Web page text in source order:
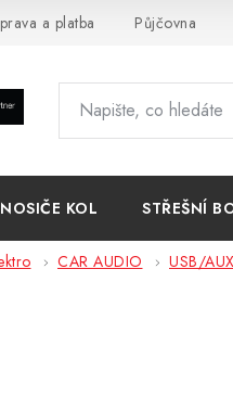
a platba Půjčovna
NOSIČE KOL STŘEŠNÍ
CAR AUDIO USB/